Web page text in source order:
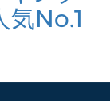
気No.1